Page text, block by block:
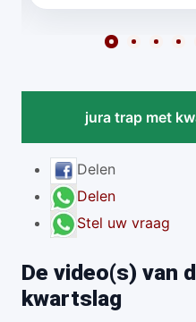
jura trap met
Delen
Delen
Stel uw vraag
De video(s) van
kwartslag